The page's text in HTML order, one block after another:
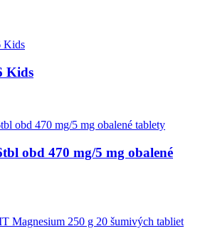
Kids
obd 470 mg/5 mg obalené